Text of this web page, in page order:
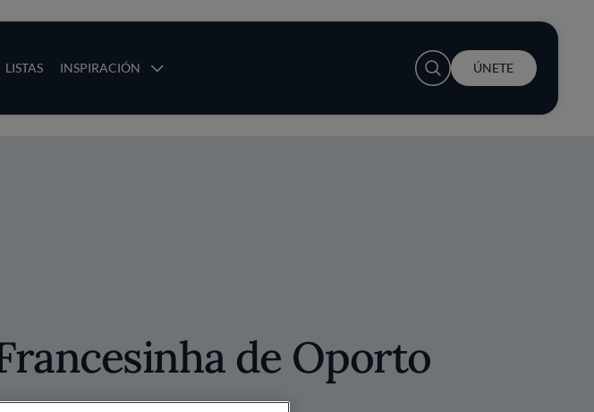
LISTAS INSPIRACIÓN
User account menu
ÚNETE
de Oporto